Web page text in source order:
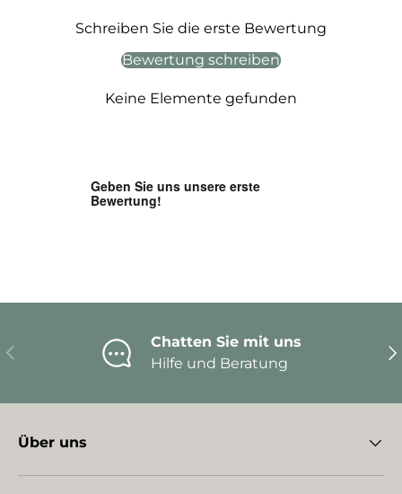
Schreiben Sie die erste Bewertung
Bewertung schreiben
Keine Elemente gefunden
Vorherige
Chatten Sie mit uns
Hilfe und Beratung
Über uns